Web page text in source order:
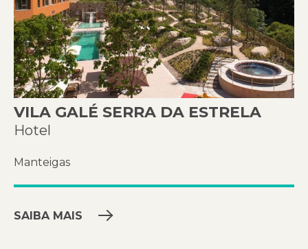
VILA GALÉ SERRA DA ESTRELA
Hotel
Manteigas
SAIBA MAIS